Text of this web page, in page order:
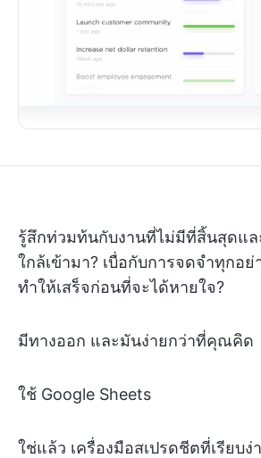
รู้สึกท่วมท้นกับงานที่ไม่มีที่สิ้นสุดแล
ใกล้เข้ามา? เบื่อกับการจดจำทุกอย่
ทำให้เสร็จก่อนที่จะได้หายใจ?
มีทางออก และมันง่ายกว่าที่คุณคิด
ใช้ Google Sheets
ใช่แล้ว เครื่องมือสเปรดชีตที่เรียบ